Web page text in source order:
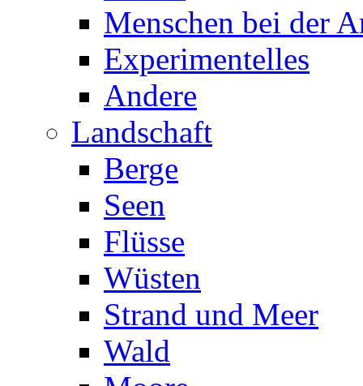
Menschen bei der
Experimentelles
Andere
Landschaft
Berge
Seen
Flüsse
Wüsten
Strand und Meer
Wald